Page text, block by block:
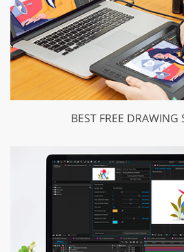
BEST FREE DRAWING